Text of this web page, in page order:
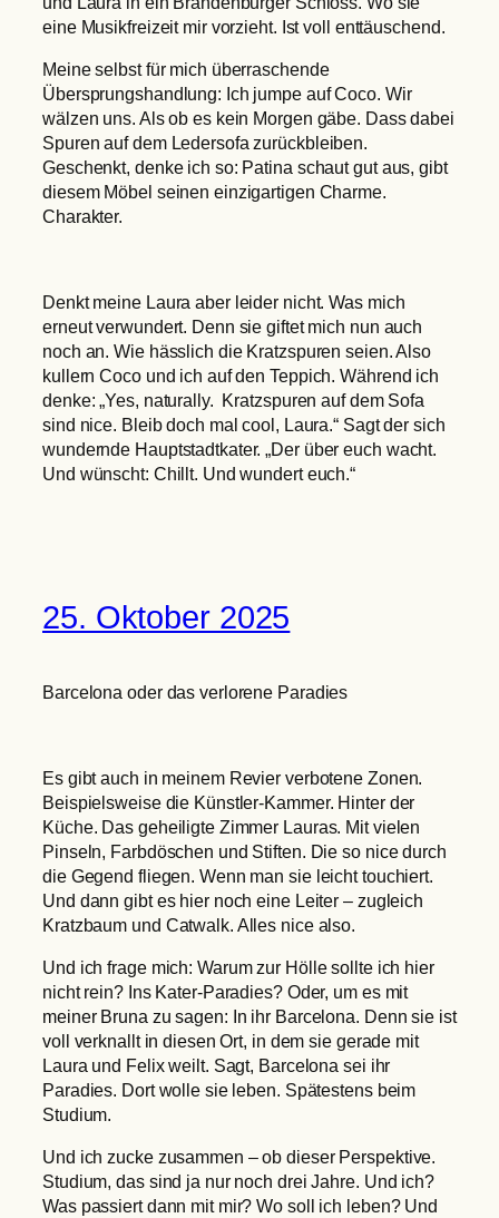
eine Musikfreizeit mir vorzieht. Ist voll enttäuschend.
Meine selbst für mich überraschende
Übersprungshandlung: Ich jumpe auf Coco. Wir
wälzen uns. Als ob es kein Morgen gäbe. Dass dabei
Spuren auf dem Ledersofa zurückbleiben.
Geschenkt, denke ich so: Patina schaut gut aus, gibt
diesem Möbel seinen einzigartigen Charme.
Charakter.
Denkt meine Laura aber leider nicht. Was mich
erneut verwundert. Denn sie giftet mich nun auch
noch an. Wie hässlich die Kratzspuren seien. Also
kullern Coco und ich auf den Teppich. Während ich
denke: „Yes, naturally. Kratzspuren auf dem Sofa
sind nice. Bleib doch mal cool, Laura.“ Sagt der sich
wundernde Hauptstadtkater. „Der über euch wacht.
Und wünscht: Chillt. Und wundert euch.“
25. Oktober 2025
Barcelona oder das verlorene Paradies
Es gibt auch in meinem Revier verbotene Zonen.
Beispielsweise die Künstler-Kammer. Hinter der
Küche. Das geheiligte Zimmer Lauras. Mit vielen
Pinseln, Farbdöschen und Stiften. Die so nice durch
die Gegend fliegen. Wenn man sie leicht touchiert.
Und dann gibt es hier noch eine Leiter – zugleich
Kratzbaum und Catwalk. Alles nice also.
Und ich frage mich: Warum zur Hölle sollte ich hier
nicht rein? Ins Kater-Paradies? Oder, um es mit
meiner Bruna zu sagen: In ihr Barcelona. Denn sie ist
voll verknallt in diesen Ort, in dem sie gerade mit
Laura und Felix weilt. Sagt, Barcelona sei ihr
Paradies. Dort wolle sie leben. Spätestens beim
Studium.
Und ich zucke zusammen – ob dieser Perspektive.
Studium, das sind ja nur noch drei Jahre. Und ich?
Was passiert dann mit mir? Wo soll ich leben? Und